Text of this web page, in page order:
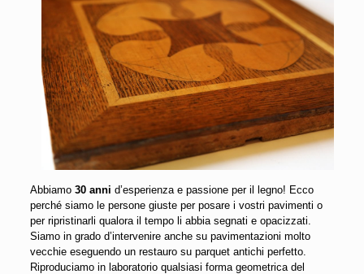
Abbiamo 30 anni d’esperienza e passione per il legno! Ecco
perché siamo le persone giuste per posare i vostri pavimenti o
per ripristinarli qualora il tempo li abbia segnati e opacizzati.
Siamo in grado d’intervenire anche su pavimentazioni molto
vecchie eseguendo un restauro su parquet antichi perfetto.
Riproduciamo in laboratorio qualsiasi forma geometrica del